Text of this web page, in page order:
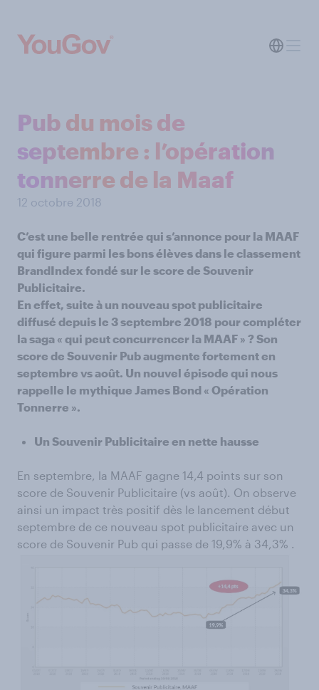
Pub du mois de
septembre : l’opération
tonnerre de la Maaf
12 octobre 2018
C’est une belle rentrée qui s’annonce pour la MAAF
qui figure parmi les bons élèves dans le classement
BrandIndex fondé sur le score de Souvenir
Publicitaire.
En effet, suite à un nouveau spot publicitaire
diffusé depuis le 3 septembre 2018 pour compléter
la saga « qui peut concurrencer la MAAF » ? Son
score de Souvenir Pub augmente fortement en
septembre vs août. Un nouvel épisode qui nous
rappelle le mythique James Bond « Opération
Tonnerre ».
Un Souvenir Publicitaire en nette hausse
En septembre, la MAAF gagne 14,4 points sur son
score de Souvenir Publicitaire (vs août). On observe
ainsi un impact très positif dès le lancement début
septembre de ce nouveau spot publicitaire avec un
score de Souvenir Pub qui passe de 19,9% à 34,3% .